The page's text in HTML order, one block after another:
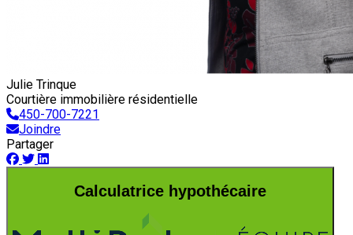
Julie Trinque
Courtière immobilière résidentielle
450-700-7221
Joindre
Partager
Calculatrice hypothécaire